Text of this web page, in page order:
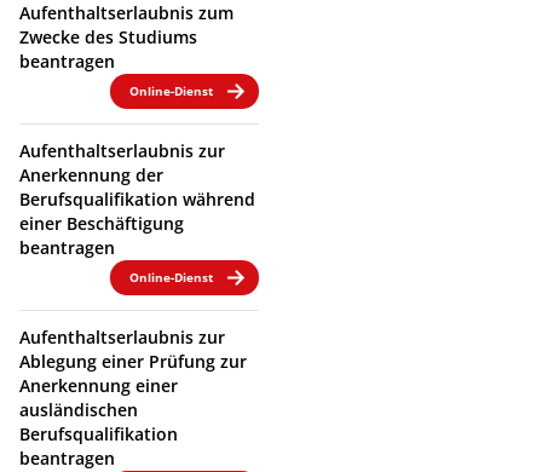
Aufenthaltserlaubnis zum
Zwecke des Studiums
beantragen
Online-Dienst
Aufenthaltserlaubnis zur
Anerkennung der
Berufsqualifikation während
einer Beschäftigung
beantragen
Online-Dienst
Aufenthaltserlaubnis zur
Ablegung einer Prüfung zur
Anerkennung einer
ausländischen
Berufsqualifikation
beantragen